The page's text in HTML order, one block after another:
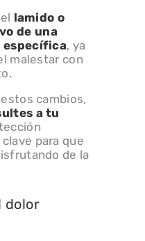
lamido o
de una
, ya
malestar con
cambios,
a tu
para que
de la
dolor